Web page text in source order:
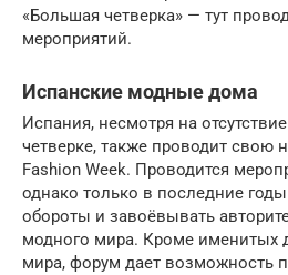
«Большая четверка» — тут
мероприятий.
Испанские модные дома
Испания, несмотря на
четверке, также проводит свою
Fashion Week. Проводится
однако только в последние
обороты и завоёвывать
модного мира. Кроме именитых
мира, форум дает возможность